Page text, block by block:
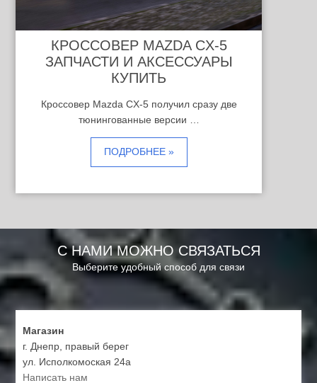
КРОССОВЕР MAZDA CX-5
ЗАПЧАСТИ И АКСЕССУАРЫ
КУПИТЬ
Кроссовер Mazda CX-5 получил сразу две
тюнингованные версии …
ПОДРОБНЕЕ »
С НАМИ МОЖНО СВЯЗАТЬСЯ
Выберите удобный способ для связи
Магазин
г. Днепр, правый берег
ул. Исполкомоская 24а
Написать нам